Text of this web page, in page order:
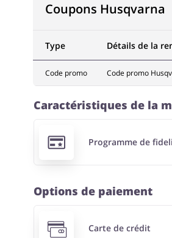
Coupons Husqvarna
Type Détails de la
Code promo Code promo
Caractéristiques de la
Programme de
Options de paiement
Carte de crédit